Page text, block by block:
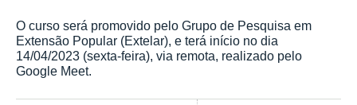
O curso será promovido pelo Grupo de Pesquisa em
Extensão Popular (Extelar), e terá início no dia
14/04/2023 (sexta-feira), via remota, realizado pelo
Google Meet.